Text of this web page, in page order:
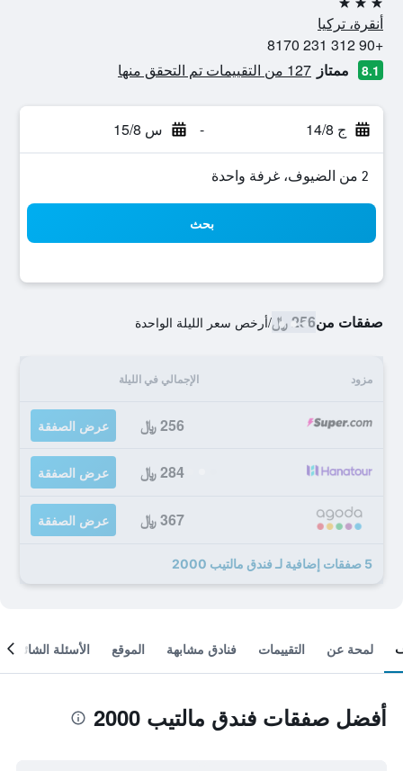
3 نجوم
أنقرة، تركيا
+90 312 231 8170
8.1 ممتاز 127 من التقييمات تم التحقق منها
ج 14/8 - س 15/8
2 من الضيوف، غرفة واحدة
بحث
صفقات من256 ﷼ /أرخص سعر الليلة الواحدة
مزود الإجمالي في الليلة
256 ﷼ عرض الصفقة
284 ﷼ عرض الصفقة
367 ﷼ عرض الصفقة
5 صفقات إضافية لـ فندق مالتيب 2000
لمحة عن التقييمات فنادق مشابهة الموقع الأسئلة الشائعة
أفضل صفقات فندق مالتيب 2000